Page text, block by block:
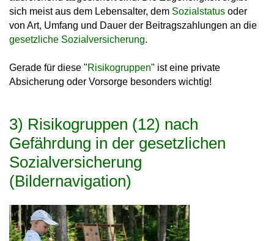
sich meist aus dem Lebensalter, dem Sozialstatus oder
von Art, Umfang und Dauer der Beitragszahlungen an die
gesetzliche Sozialversicherung.
Gerade für diese "Risikogruppen" ist eine private
Absicherung oder Vorsorge besonders wichtig!
3) Risikogruppen (12) nach
Gefährdung in der gesetzlichen
Sozialversicherung
(Bildernavigation)